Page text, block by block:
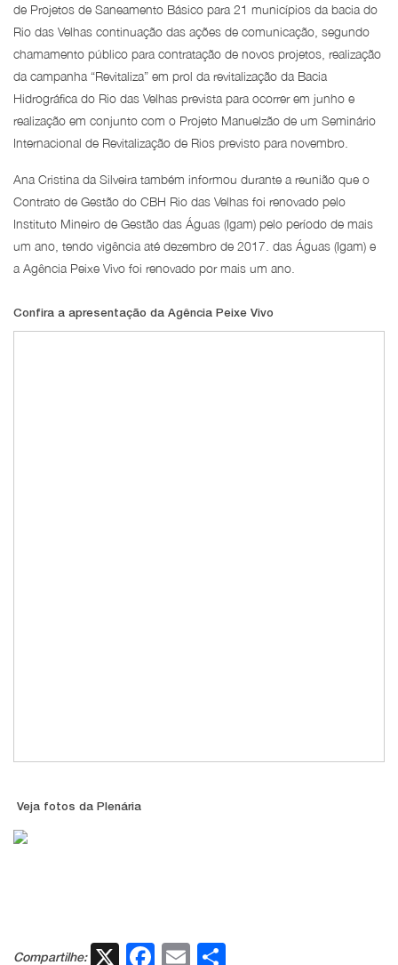
de Projetos de Saneamento Básico para 21 municípios da bacia do
Rio das Velhas continuação das ações de comunicação, segundo
chamamento público para contratação de novos projetos, realização
da campanha “Revitaliza” em prol da revitalização da Bacia
Hidrográfica do Rio das Velhas prevista para ocorrer em junho e
realização em conjunto com o Projeto Manuelzão de um Seminário
Internacional de Revitalização de Rios previsto para novembro.
Ana Cristina da Silveira também informou durante a reunião que o
Contrato de Gestão do CBH Rio das Velhas foi renovado pelo
Instituto Mineiro de Gestão das Águas (Igam) pelo período de mais
um ano, tendo vigência até dezembro de 2017. das Águas (Igam) e
a Agência Peixe Vivo foi renovado por mais um ano.
Confira a apresentação da Agência Peixe Vivo
Veja fotos da Plenária
Compartilhe: X Facebook
Email